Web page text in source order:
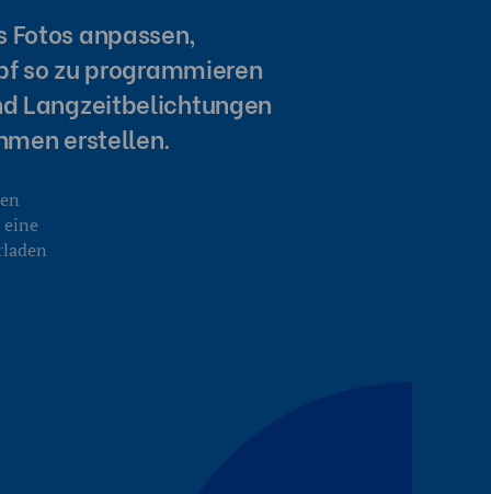
Fotos anpassen,
so zu programmieren
Langzeitbelichtungen
erstellen.
eine